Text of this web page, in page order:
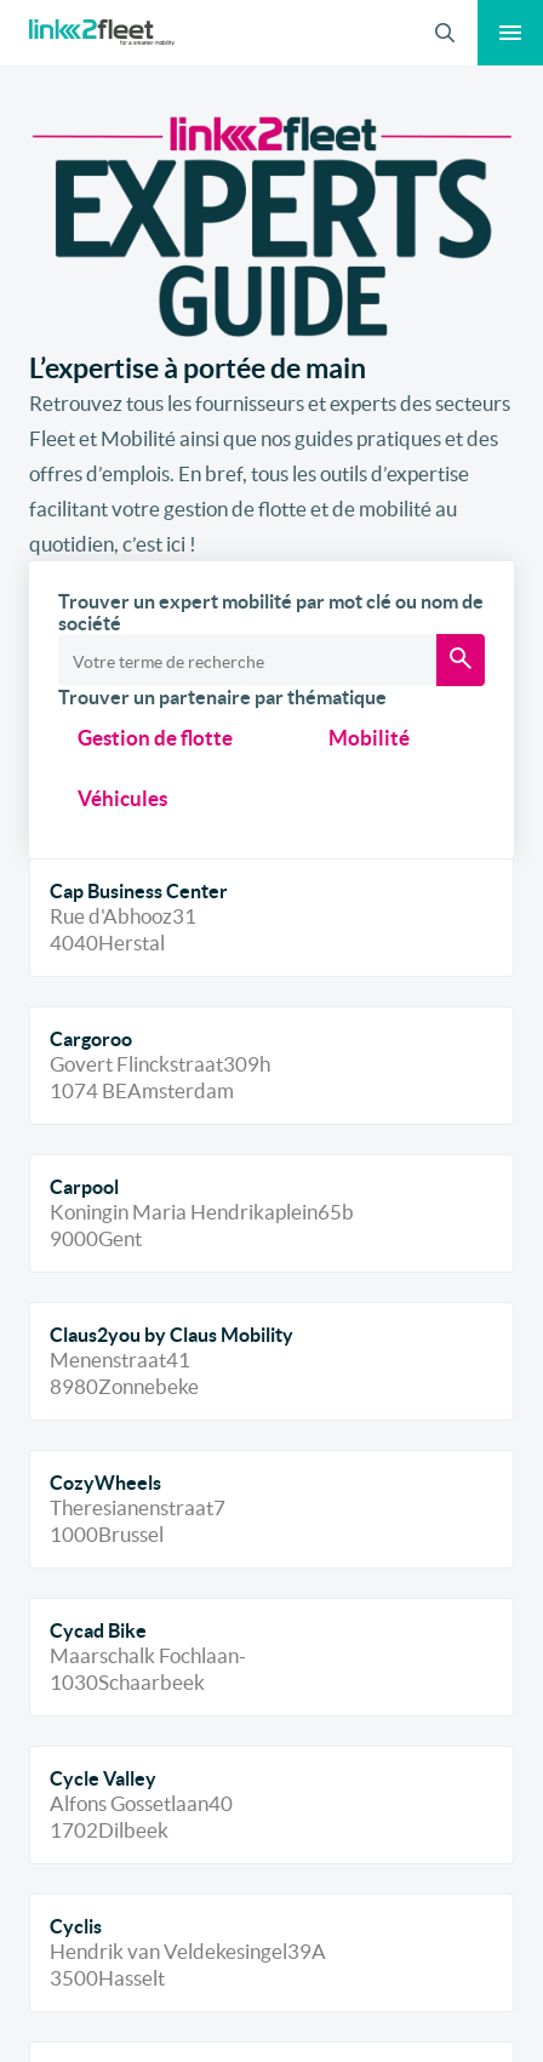
Recherche
L’expertise à portée de main
Retrouvez tous les fournisseurs et experts des secteurs
Fleet et Mobilité ainsi que nos guides pratiques et des
offres d’emplois. En bref, tous les outils d’expertise
facilitant votre gestion de flotte et de mobilité au
quotidien, c’est ici !
Trouver un expert mobilité par mot clé ou nom de
société
Trouver un partenaire par thématique
Gestion de flotte Mobilité
Véhicules
Cap Business Center
Rue d'Abhooz31
4040Herstal
Cargoroo
Govert Flinckstraat309h
1074 BEAmsterdam
Carpool
Koningin Maria Hendrikaplein65b
9000Gent
Claus2you by Claus Mobility
Menenstraat41
8980Zonnebeke
CozyWheels
Theresianenstraat7
1000Brussel
Cycad Bike
Maarschalk Fochlaan-
1030Schaarbeek
Cycle Valley
Alfons Gossetlaan40
1702Dilbeek
Cyclis
Hendrik van Veldekesingel 39A
3500Hasselt